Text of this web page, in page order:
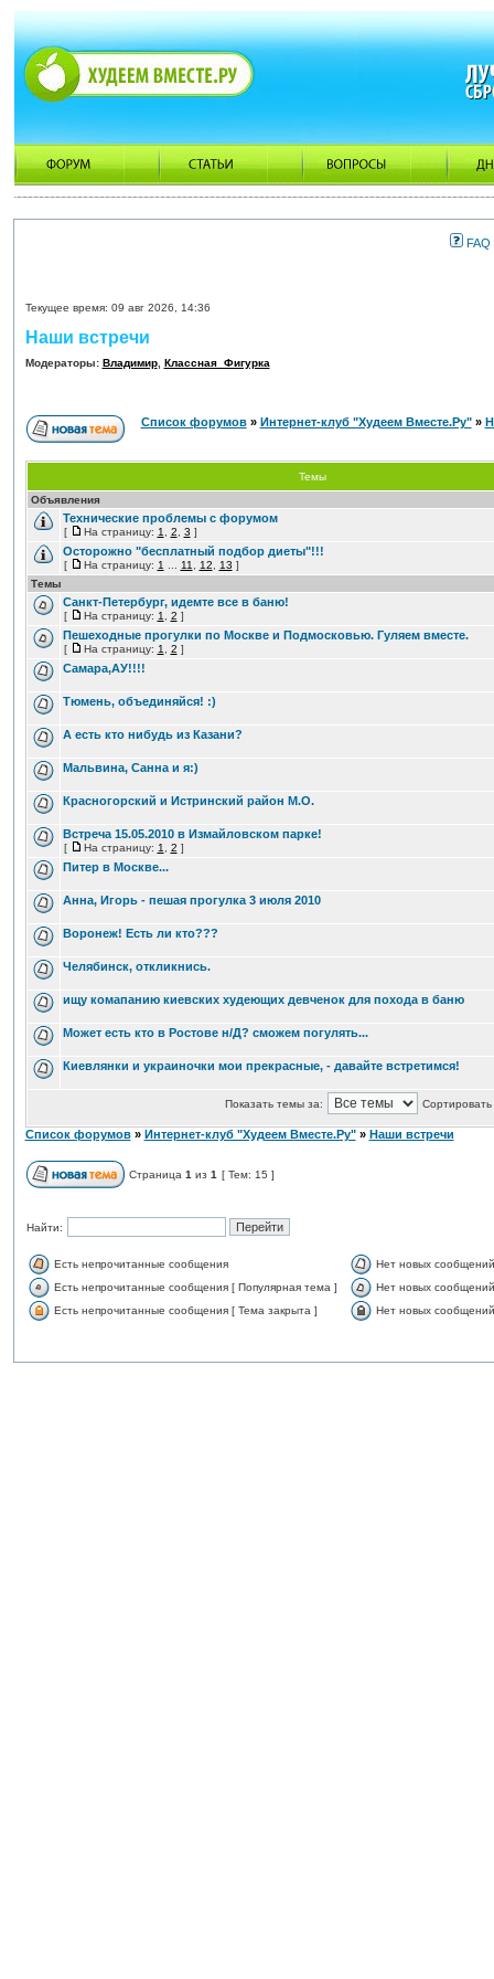
FAQ
Текущее время: 09 авг 2026, 14:36
Наши встречи
Модераторы: Владимир, Классная_Фигурка
Список форумов» Интернет-клуб "Худеем Вместе.Ру"»
Темы
Объявления
Технические проблемы с форумом
[ На страницу: 1 2 3 ]
Осторожно "бесплатный подбор диеты"!!!
[ На страницу: 1 11 12 13 ]
Темы
Санкт-Петербург, идемте все в баню!
[ На страницу: 1 2 ]
Пешеходные прогулки по Москве и Подмосковью. Гуляем вместе.
[ На страницу: 1 2 ]
Самара,АУ!!!!
Тюмень, объединяйся! :)
А есть кто нибудь из Казани?
Мальвина, Санна и я:)
Красногорский и Истринский район М.О.
Встреча 15.05.2010 в Измайловском парке!
[ На страницу: 1 2 ]
Питер в Москве...
Анна, Игорь - пешая прогулка 3 июля 2010
Воронеж! Есть ли кто???
Челябинск, откликнись.
ищу комапанию киевских худеющих девченок для похода в баню
Может есть кто в Ростове н/Д? сможем погулять...
Киевлянки и украиночки мои прекрасные, - давайте встретимся!
Показать темы за: Сортировать
Список форумов» Интернет-клуб "Худеем Вместе.Ру"» Наши встречи
Страница 1 из 1 [ Тем: 15 ]
Найти:
Есть непрочитанные сообщения
Нет новых сообщений
Есть непрочитанные сообщения [ Популярная тема ]
Нет новых
Есть непрочитанные сообщения [ Тема закрыта ]
Нет новых